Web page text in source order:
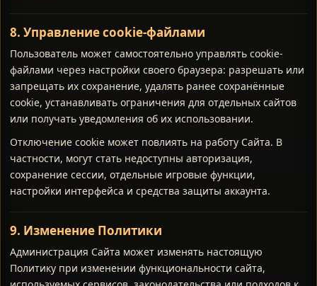
8. Управление cookie-файлами
Пользователь может самостоятельно управлять cookie-
файлами через настройки своего браузера: разрешать или
запрещать их сохранение, удалять ранее сохранённые
cookie, устанавливать ограничения для отдельных сайтов
или получать уведомления об их использовании.
Отключение cookie может повлиять на работу Сайта. В
частности, могут стать недоступны авторизация,
сохранение сессии, отдельные игровые функции,
настройки интерфейса и средства защиты аккаунта.
9. Изменение Политики
Администрация Сайта может изменять настоящую
Политику при изменении функциональности сайта,